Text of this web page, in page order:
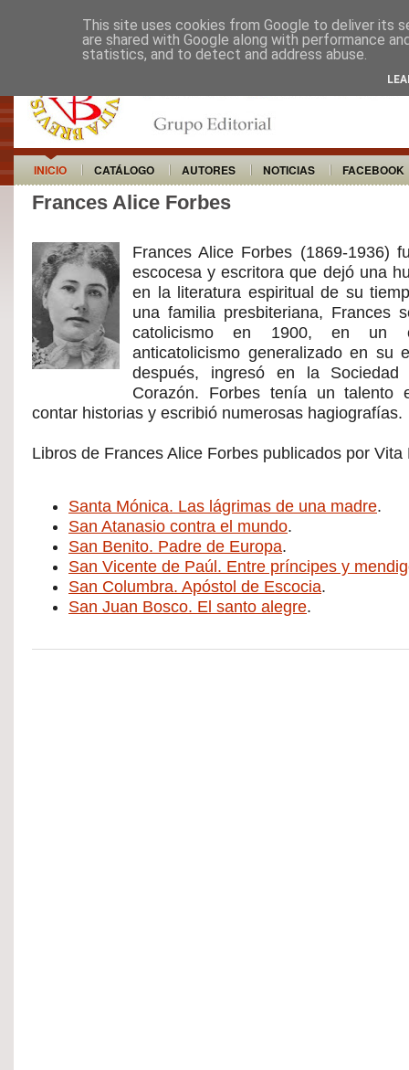
INICIO CATÁLOGO AUTORES NOTICIAS FACEBOOK
Frances Alice Forbes
Frances Alice Forbes (1869-1936)
escocesa y escritora que dejó una
en la literatura espiritual de su
una familia presbiteriana, Frances
catolicismo en 1900, en un
anticatolicismo generalizado en su
después, ingresó en la Sociedad
Corazón. Forbes tenía un talento
contar historias y escribió numerosas hagiografías.
Libros de Frances Alice Forbes publicados por Vita
Santa Mónica. Las lágrimas de una madre.
San Atanasio contra el mundo.
San Benito. Padre de Europa.
San Vicente de Paúl. Entre príncipes y
San Columbra. Apóstol de Escocia.
San Juan Bosco. El santo alegre.
This site uses cookies from Google to deliver its
are shared with Google along with performance
statistics, and to detect and address abuse.